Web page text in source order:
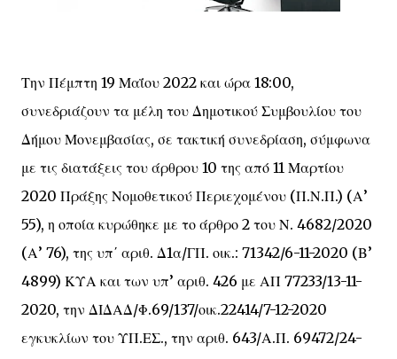
Την Πέμπτη 19 Μαΐου 2022 και ώρα 18:00,
συνεδριάζουν τα μέλη του Δημοτικού Συμβουλίου του
Δήμου Μονεμβασίας, σε τακτική συνεδρίαση, σύμφωνα
με τις διατάξεις του άρθρου 10 της από 11 Μαρτίου
2020 Πράξης Νομοθετικού Περιεχομένου (Π.Ν.Π.) (Α’
55), η οποία κυρώθηκε με το άρθρο 2 του Ν. 4682/2020
(Α’ 76), της υπ΄ αριθ. Δ1α/ΓΠ. οικ.: 71342/6-11-2020 (Β’
4899) ΚΥΑ και των υπ’ αριθ. 426 με ΑΠ 77233/13-11-
2020, την ΔΙΔΑΔ/Φ.69/137/οικ.22414/7-12-2020
εγκυκλίων του ΥΠ.ΕΣ., την αριθ. 643/Α.Π. 69472/24-